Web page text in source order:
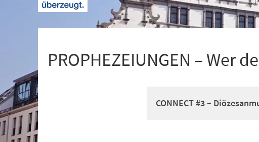
PROPHEZEIUNGEN – Wer
CONNECT #3 –